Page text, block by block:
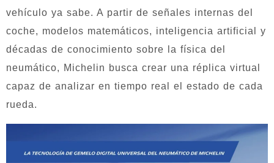
vehículo ya sabe. A partir de señales internas del
coche, modelos matemáticos, inteligencia artificial y
décadas de conocimiento sobre la física del
neumático, Michelin busca crear una réplica virtual
capaz de analizar en tiempo real el estado de cada
rueda.